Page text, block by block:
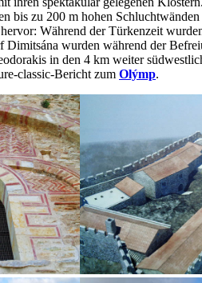
bis zu 200 m hohen
Während der Türkenzeit
wurden während der
in den 4 km weiter
classic-Bericht zum Olýmp.